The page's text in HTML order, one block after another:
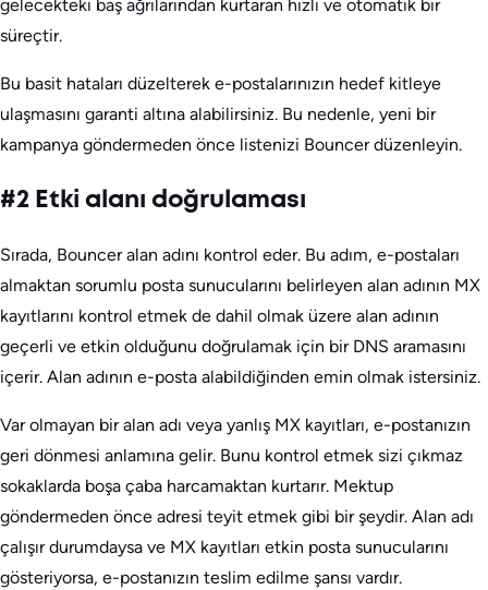
gelecekteki baş ağrılarından kurtaran hızlı ve otomatik bir
süreçtir.
Bu basit hataları düzelterek e-postalarınızın hedef kitleye
ulaşmasını garanti altına alabilirsiniz. Bu nedenle, yeni bir
kampanya göndermeden önce listenizi Bouncer düzenleyin.
#2 Etki alanı doğrulaması
Sırada, Bouncer alan adını kontrol eder. Bu adım, e-postaları
almaktan sorumlu posta sunucularını belirleyen alan adının MX
kayıtlarını kontrol etmek de dahil olmak üzere alan adının
geçerli ve etkin olduğunu doğrulamak için bir DNS aramasını
içerir. Alan adının e-posta alabildiğinden emin olmak istersiniz.
Var olmayan bir alan adı veya yanlış MX kayıtları, e-postanızın
geri dönmesi anlamına gelir. Bunu kontrol etmek sizi çıkmaz
sokaklarda boşa çaba harcamaktan kurtarır. Mektup
göndermeden önce adresi teyit etmek gibi bir şeydir. Alan adı
çalışır durumdaysa ve MX kayıtları etkin posta sunucularını
gösteriyorsa, e-postanızın teslim edilme şansı vardır.